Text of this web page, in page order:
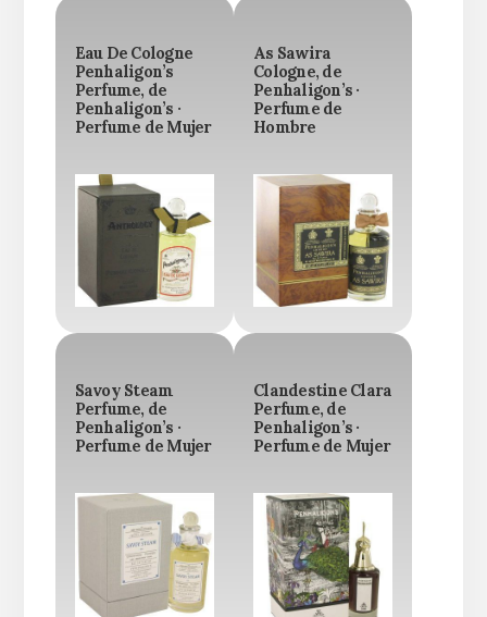
Eau De Cologne
Penhaligon’s
Perfume, de
Penhaligon’s ·
Perfume de Mujer
As Sawira
Cologne, de
Penhaligon’s ·
Perfume de
Hombre
Savoy Steam
Perfume, de
Penhaligon’s ·
Perfume de Mujer
Clandestine Clara
Perfume, de
Penhaligon’s ·
Perfume de Mujer